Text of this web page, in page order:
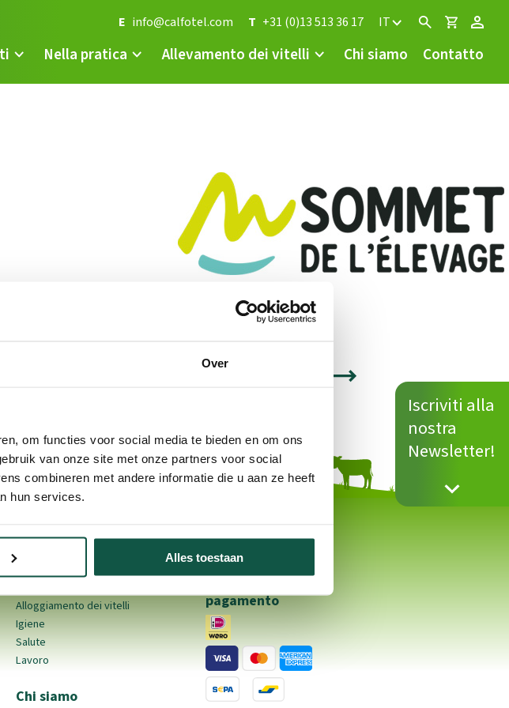
Over
om functies voor social media te bieden en om ons
van onze site met onze partners voor social
combineren met andere informatie die u aan ze heeft
hun services.
Alles toestaan
E info@calfotel.com T +31 (0)13 513 36 17 IT
Nella pratica Allevamento dei vitelli Chi siamo Contatto
Iscriviti alla
nostra
Newsletter!
Allevamento dei vitelli
Alloggiamento dei vitelli
Igiene
Salute
Lavoro
Chi siamo
pagamento